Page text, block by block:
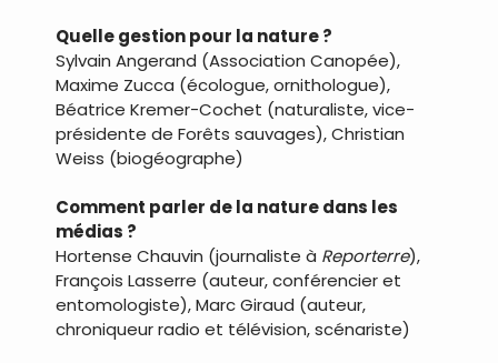
Quelle gestion pour la nature ?
Sylvain Angerand (Association Canopée),
Maxime Zucca (écologue, ornithologue),
Béatrice Kremer-Cochet (naturaliste, vice-
présidente de Forêts sauvages), Christian
Weiss (biogéographe)
Comment parler de la nature dans les
médias ?
Hortense Chauvin (journaliste à Reporterre),
François Lasserre (auteur, conférencier et
entomologiste), Marc Giraud (auteur,
chroniqueur radio et télévision, scénariste)